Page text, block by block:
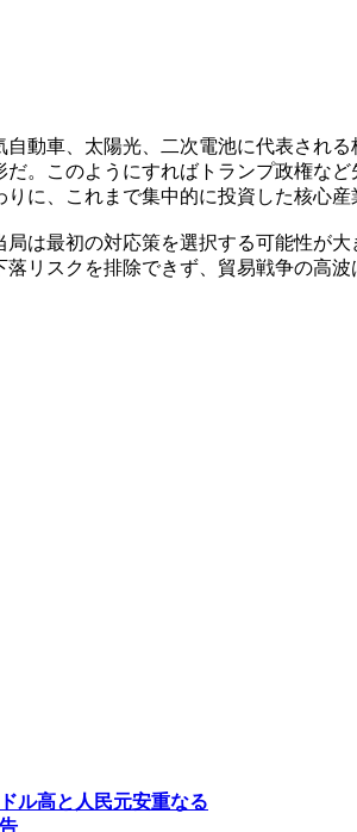
動車、太陽光、二次電池に代表され
。このようにすればトランプ政権な
に、これまで集中的に投資した核心
は最初の対応策を選択する可能性が
リスクを排除できず、貿易戦争の高波
ル高と人民元安重なる